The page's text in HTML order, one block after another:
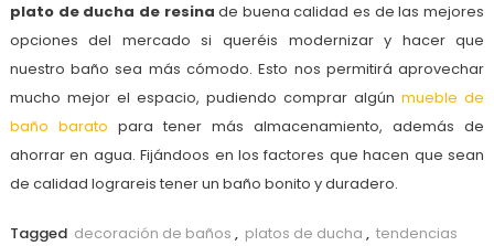
plato de ducha de resinade buena calidad es de las mejores
opciones del mercado si queréis modernizar y hacer que
nuestro baño sea más cómodo. Esto nos permitirá aprovechar
mucho mejor el espacio, pudiendo comprar algúnmueble de
baño barato para tener más almacenamiento, además de
ahorrar en agua. Fijándoos en los factores que hacen que sean
de calidad lograreis tener un baño bonito y duradero.
Tagged decoración de baños , platos de ducha , tendencias